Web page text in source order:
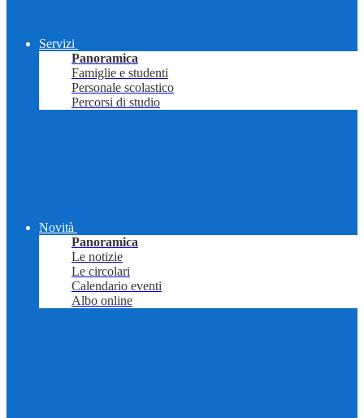
Servizi
Panoramica
Famiglie e studenti
Personale scolastico
Percorsi di studio
Novità
Panoramica
Le notizie
Le circolari
Calendario eventi
Albo online